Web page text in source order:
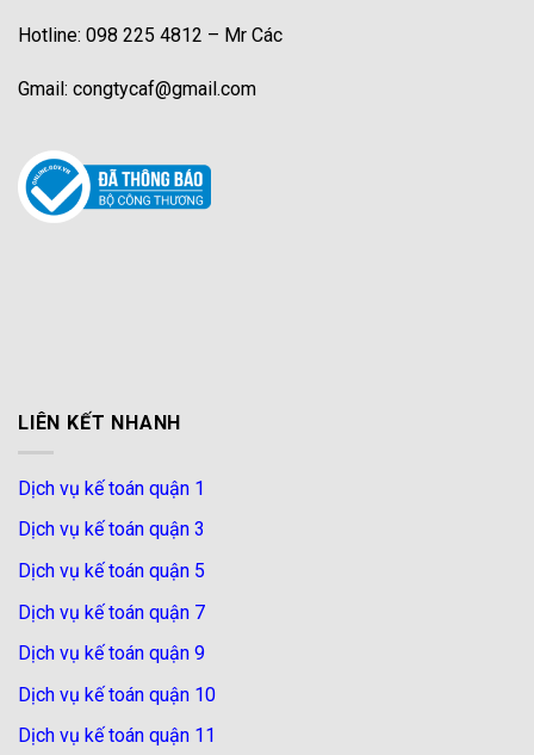
Hotline: 098 225 4812 – Mr Các
Gmail: congtycaf@gmail.com
LIÊN KẾT NHANH
Dịch vụ kế toán quận 1
Dịch vụ kế toán quận 3
Dịch vụ kế toán quận 5
Dịch vụ kế toán quận 7
Dịch vụ kế toán quận 9
Dịch vụ kế toán quận 10
Dịch vụ kế toán quận 11